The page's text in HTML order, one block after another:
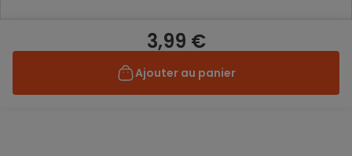
3,99 €
Ajouter au panier